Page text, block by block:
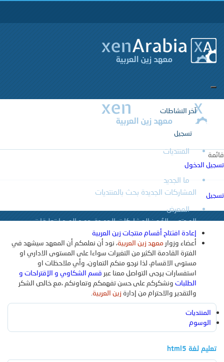
المنتديات
المشاركات الجديدة بحث بالمنتديات
ما الجديد
المحتوى المُميز المشاركات الجديدة جديد الميديا تعليقات
الوسائط الجديدة منتجات جديدة آخر النشاطات
المعرض
جديد الوسائط التعليقات الجديدة بحث بالوسائط
المنتجات
أحدث المراجعات البحث عن المنتجات
تسجيل
الدخول
البحث
آخر النشاطات
تسجيل
قائمة
تسجيل الدخول
تسجيل
إعادة افتتاح أقسام منتجات زين العربية
أعضاء وزوار معهد زين العربية، نود أن نعلمكم أن المعهد سيشهد في
الفترة القادمة الكثير من التغيرات سواءا على المستوى الاداري او
مستوى الاقسام، لذا نرجو منكم التعاون، وأي ملاحظات او
استفسارات يرجى التواصل معنا عبر قسم الشكاوي و الإقتراحات و
الطلبات ونشكركم على حسن تفهمكم وتعاونكم ،مع خالص الشكر
والتقدير والاحترام من إدارة زين العربية
المنتديات
الوسوم
تعليم لغة html5